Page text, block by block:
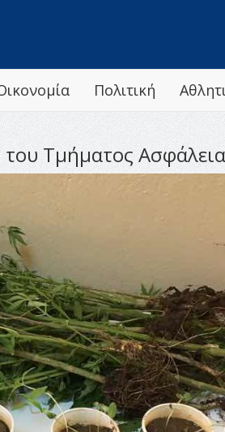
Πολιτική
Τμήματος